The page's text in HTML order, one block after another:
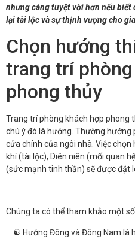
nhưng càng tuyệt vời hơn nếu
lại tài lộc và sự thịnh vượng cho
Chọn hướng
trang trí
phong thủy
Trang trí phòng khách hợp phong
chú ý đó là hướng. Thường
cửa chính của ngôi nhà. Việc
khí (tài lộc), Diên niên (mối quan
(sức mạnh tinh thần) sẽ được đặt
Chúng ta có thể tham khảo một
☯ Hướng Đông và Đông Nam là